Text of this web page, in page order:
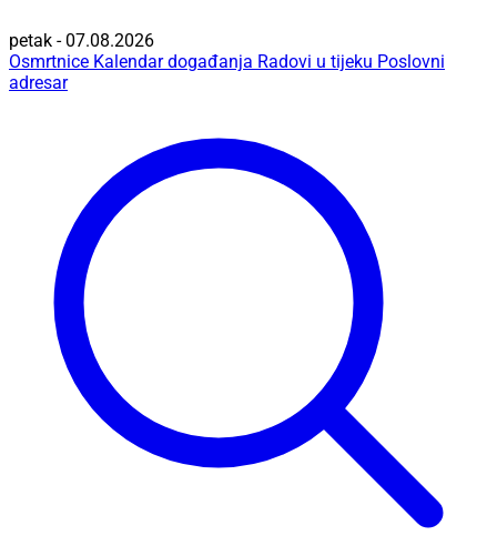
petak - 07.08.2026
Osmrtnice Kalendar događanja Radovi u tijeku Poslovni
adresar